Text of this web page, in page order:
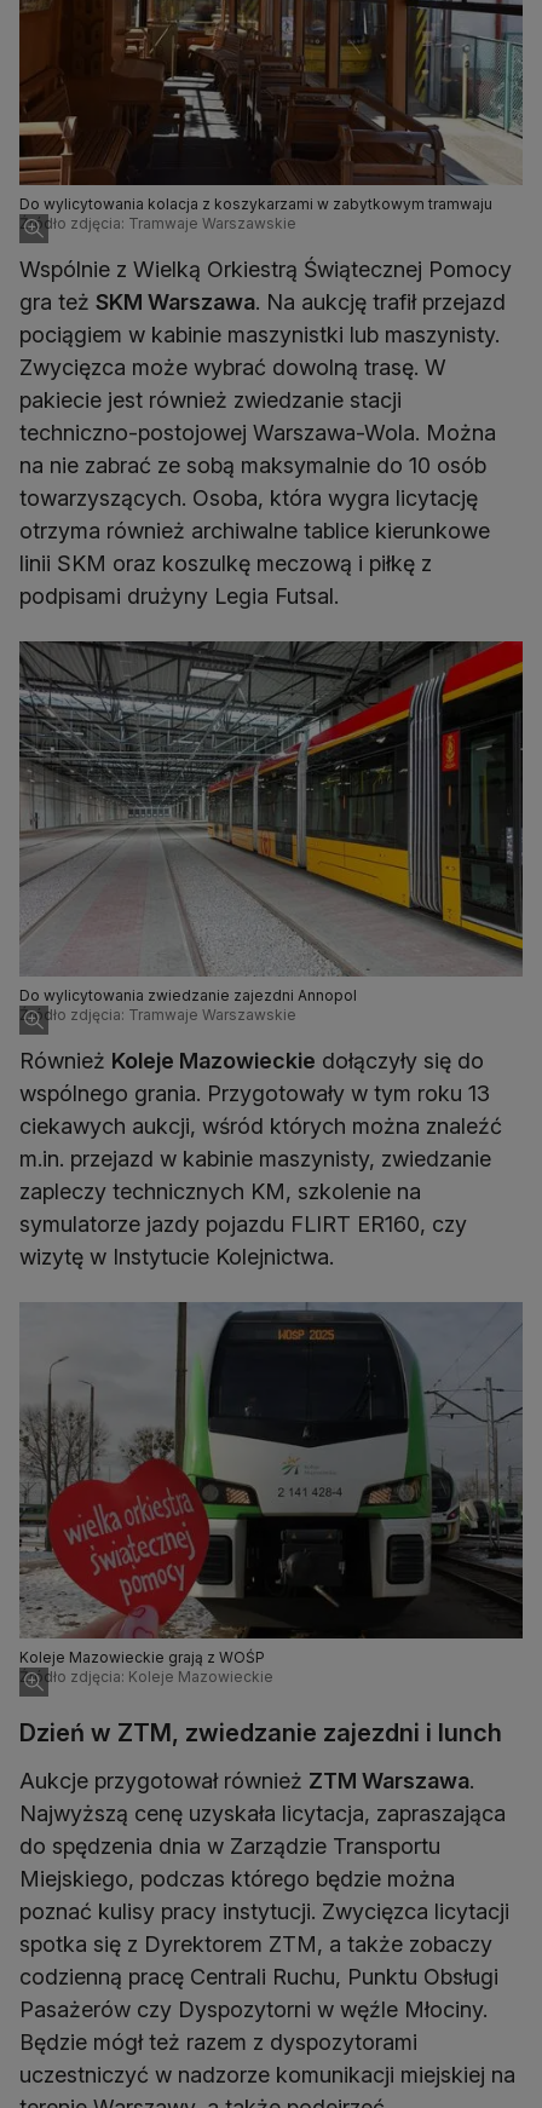
Do wylicytowania kolacja z koszykarzami w zabytkowym tramwaju
Źródło zdjęcia: Tramwaje Warszawskie
Wspólnie z Wielką Orkiestrą Świątecznej Pomocy
gra też SKM Warszawa. Na aukcję trafił przejazd
pociągiem w kabinie maszynistki lub maszynisty.
Zwycięzca może wybrać dowolną trasę. W
pakiecie jest również zwiedzanie stacji
techniczno-postojowej Warszawa-Wola. Można
na nie zabrać ze sobą maksymalnie do 10 osób
towarzyszących. Osoba, która wygra licytację
otrzyma również archiwalne tablice kierunkowe
linii SKM oraz koszulkę meczową i piłkę z
podpisami drużyny Legia Futsal.
Do wylicytowania zwiedzanie zajezdni Annopol
Źródło zdjęcia: Tramwaje Warszawskie
Również Koleje Mazowieckie dołączyły się do
wspólnego grania. Przygotowały w tym roku 13
ciekawych aukcji, wśród których można znaleźć
m.in. przejazd w kabinie maszynisty, zwiedzanie
zapleczy technicznych KM, szkolenie na
symulatorze jazdy pojazdu FLIRT ER160, czy
wizytę w Instytucie Kolejnictwa.
Koleje Mazowieckie grają z WOŚP
Źródło zdjęcia: Koleje Mazowieckie
Dzień w ZTM, zwiedzanie zajezdni i lunch
Aukcje przygotował również ZTM Warszawa.
Najwyższą cenę uzyskała licytacja, zapraszająca
do spędzenia dnia w Zarządzie Transportu
Miejskiego, podczas którego będzie można
poznać kulisy pracy instytucji. Zwycięzca licytacji
spotka się z Dyrektorem ZTM, a także zobaczy
codzienną pracę Centrali Ruchu, Punktu Obsługi
Pasażerów czy Dyspozytorni w węźle Młociny.
Będzie mógł też razem z dyspozytorami
uczestniczyć w nadzorze komunikacji miejskiej na